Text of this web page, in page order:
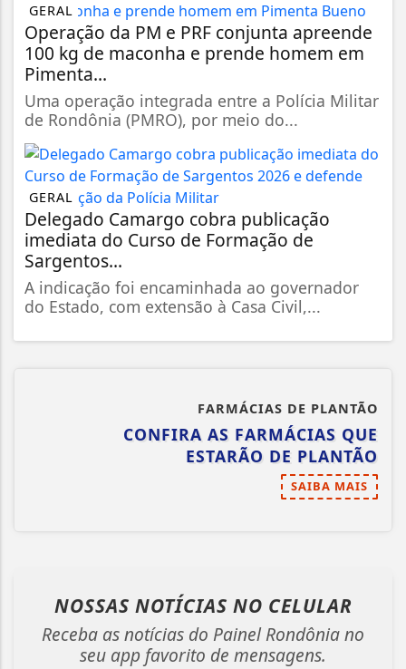
GERAL
Operação da PM e PRF conjunta apreende
100 kg de maconha e prende homem em
Pimenta...
Uma operação integrada entre a Polícia Militar
de Rondônia (PMRO), por meio do...
GERAL
Delegado Camargo cobra publicação
imediata do Curso de Formação de
Sargentos...
A indicação foi encaminhada ao governador
do Estado, com extensão à Casa Civil,...
FARMÁCIAS DE PLANTÃO
CONFIRA AS FARMÁCIAS QUE
ESTARÃO DE PLANTÃO
SAIBA MAIS
NOSSAS NOTÍCIAS NO CELULAR
Receba as notícias do Painel Rondônia no
seu app favorito de mensagens.